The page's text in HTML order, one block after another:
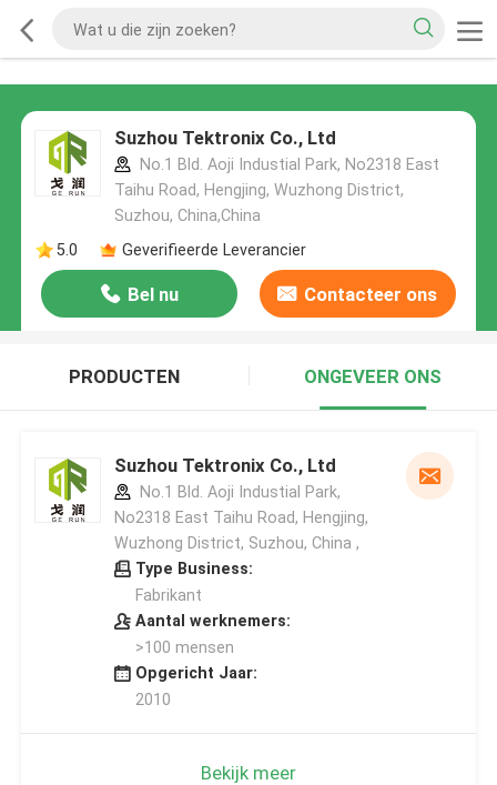
Suzhou Tektronix Co., Ltd
No.1 Bld. Aoji Industial Park, No2318 East
Taihu Road, Hengjing, Wuzhong District,
Suzhou, China,China
5.0
Geverifieerde Leverancier
Bel nu Contacteer ons
PRODUCTEN ONGEVEER ONS
Suzhou Tektronix Co., Ltd
No.1 Bld. Aoji Industial Park,
No2318 East Taihu Road, Hengjing,
Wuzhong District, Suzhou, China ,
Type Business:
Fabrikant
Aantal werknemers:
>100 mensen
Opgericht Jaar:
2010
Bekijk meer